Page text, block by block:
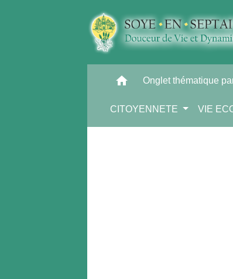
home Onglet thématique
CITOYENNETE VIE